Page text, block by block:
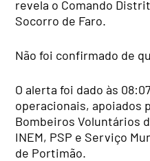
revela o Comando
Socorro de Faro.
Não foi confirmado de
O alerta foi dado às
operacionais, apoiados
Bombeiros Voluntários
INEM, PSP e Serviço
de Portimão.